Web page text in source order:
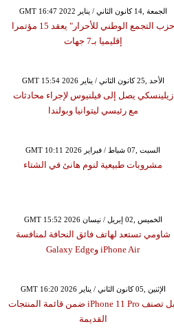
GMT 16:47 2022 الجمعة ,14 كانون الثاني / يناير
حزب التجمع الوطني للأحرار" يعقد 15 مؤتمرا
إقليميا بـ7 جهات
GMT 15:54 2026 الأحد ,25 كانون الثاني / يناير
زيلينسكي يصل إلى فيلنيوس لإجراء محادثات
مع رئيسي ليتوانيا وبولندا
GMT 10:11 2026 السبت ,07 شباط / فبراير
مشروبات طبيعية لنوم هانئ في الشتاء
GMT 15:52 2026 الخميس ,02 إبريل / نيسان
شاومي تستعد لهاتف فائق النحافة لمنافسة
iPhone Air وGalaxy Edge
GMT 16:20 2026 الإثنين ,05 كانون الثاني / يناير
آبل تصنف iPhone 11 Pro ضمن قائمة المنتجات
القديمة